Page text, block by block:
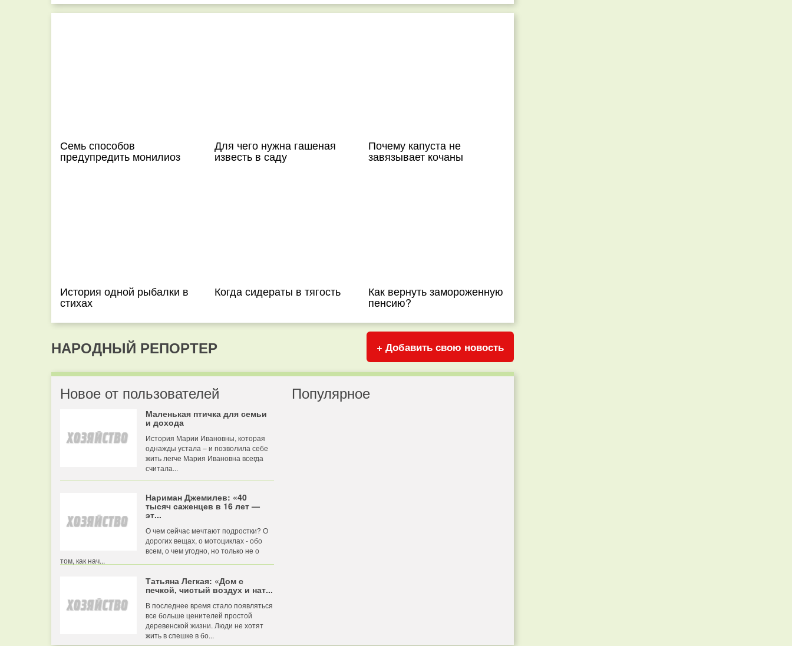
Семь способов
предупредить монилиоз
Для чего нужна гашеная
известь в саду
Почему капуста не
завязывает кочаны
История одной рыбалки в
стихах
Когда сидераты в тягость Как вернуть замороженную
пенсию?
НАРОДНЫЙ РЕПОРТЕР + Добавить свою новость
Новое от пользователей
Маленькая птичка для семьи
и дохода
История Марии Ивановны, которая
однажды устала – и позволила себе
жить легче Мария Ивановна всегда
считала...
Нариман Джемилев: «40
тысяч саженцев в 16 лет —
эт...
О чем сейчас мечтают подростки? О
дорогих вещах, о мотоциклах - обо
всем, о чем угодно, но только не о
том, как нач...
Татьяна Легкая: «Дом с
печкой, чистый воздух и нат...
В последнее время стало появляться
все больше ценителей простой
деревенской жизни. Люди не хотят
жить в спешке в бо...
Популярное